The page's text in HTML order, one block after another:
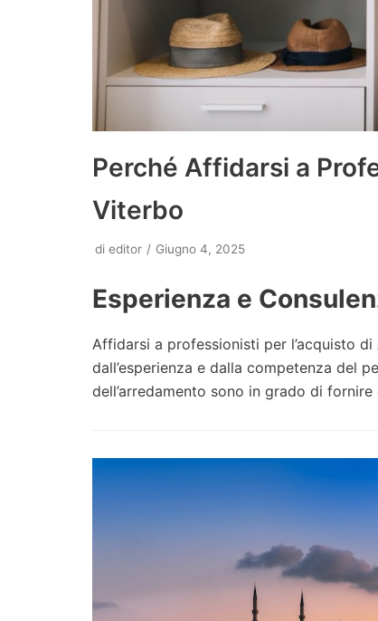
Perché Affidarsi a
Viterbo
di editor Giugno 4, 2025
Esperienza e
Affidarsi a professionisti per l’acquisto di
dall’esperienza e dalla competenza del
dell’arredamento sono in grado di